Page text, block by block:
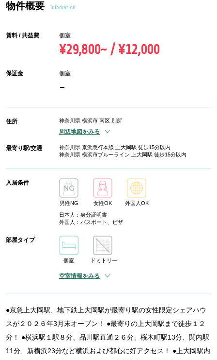
物件概要 Infomation
賃料 / 共益費 個室
¥29,800~ / ¥12,000
保証金 個室
-
住所 神奈川県 横浜市 南区 別所
周辺地図をみる
最寄り駅/交通
神奈川県 京浜急行本線 上大岡駅 徒歩15分以内
神奈川県 横浜市ブルーライン 上大岡駅 徒歩15分以内
入居条件
男性NG 女性OK
外国人OK
日本人：身分証明書
外国人：パスポート、ビザ
部屋タイプ
個室 ドミトリー
空室情報をみる
●京急上大岡駅、地下鉄上大岡駅が最寄り駅の女性限定シェアハウ
スが２０２６年3月末オープン！ ●最寄りの上大岡駅まで徒歩１２
分！ ●横浜駅１駅８分、品川駅直通２６分、桜木町駅13分、関内駅
11分、新横浜23分など横浜および都心に好アクセス！ ●上大岡駅内